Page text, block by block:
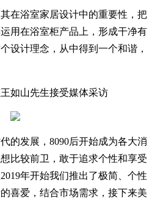
在浴室家居设计中的重要性，把
用在浴室柜产品上，形成干净有
设计理念，从中得到一个和谐，
如山先生接受媒体采访
的发展，8090后开始成为各大消
比较前卫，敢于追求个性和享受
年开始我们推出了极简、个性
喜爱，结合市场需求，接下来美